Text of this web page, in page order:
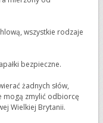
wszystkie rodzaje
bezpieczne.
żadnych słów,
mogą zmylić odbiorcę
Wielkiej Brytanii.